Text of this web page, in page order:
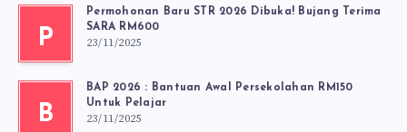
P
Permohonan Baru STR 2026 Dibuka! Bujang Terima
SARA RM600
23/11/2025
B
BAP 2026 : Bantuan Awal Persekolahan RM150
Untuk Pelajar
23/11/2025